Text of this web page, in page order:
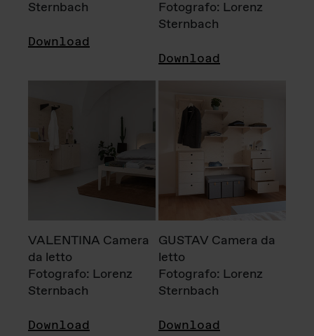
Sternbach
Download
Fotografo: Lorenz
Sternbach
Download
VALENTINA Camera
da letto
Fotografo: Lorenz
Sternbach
Download
GUSTAV Camera da
letto
Fotografo: Lorenz
Sternbach
Download